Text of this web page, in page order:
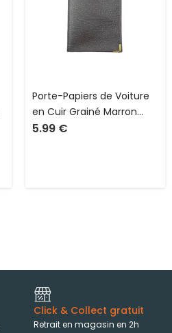
Porte-Papiers de Voiture
en Cuir Grainé Marron
Foncé avec Étuis
5.99 €
Click & Collect gratuit
Retrait en magasin en 2h